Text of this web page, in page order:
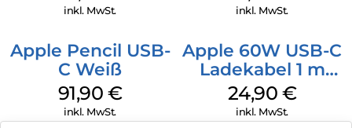
Transparent
inkl. MwSt. inkl. MwSt.
Apple Pencil USB-
C Weiß
91,90 €
inkl. MwSt.
Apple 60W USB-C
Ladekabel 1 m
Weiß
24,90 €
inkl. MwSt.